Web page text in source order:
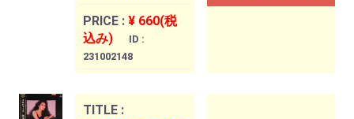
PRICE : ¥ 660(税
込み)
ID :
231002148
TITLE :